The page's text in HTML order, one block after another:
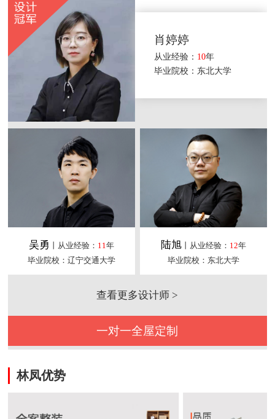
肖婷婷
从业经验： 10年
毕业院校：东北大学
吴勇 丨从业经验： 11年
毕业院校：辽宁交通大学
陆旭丨从业经验： 12年
毕业院校：东北大学
查看更多设计师 >
一对一全屋定制
林凤优势